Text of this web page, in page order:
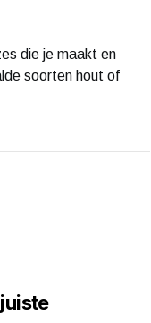
die je maakt en
soorten hout of